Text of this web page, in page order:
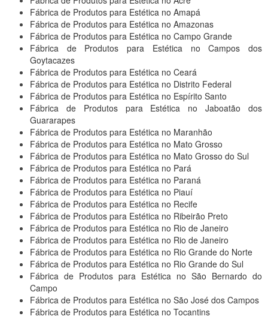
Fábrica de Produtos para Estética no Amapá
Fábrica de Produtos para Estética no Amazonas
Fábrica de Produtos para Estética no Campo Grande
Fábrica de Produtos para Estética no Campos dos
Goytacazes
Fábrica de Produtos para Estética no Ceará
Fábrica de Produtos para Estética no Distrito Federal
Fábrica de Produtos para Estética no Espírito Santo
Fábrica de Produtos para Estética no Jaboatão dos
Guararapes
Fábrica de Produtos para Estética no Maranhão
Fábrica de Produtos para Estética no Mato Grosso
Fábrica de Produtos para Estética no Mato Grosso do Sul
Fábrica de Produtos para Estética no Pará
Fábrica de Produtos para Estética no Paraná
Fábrica de Produtos para Estética no Piauí
Fábrica de Produtos para Estética no Recife
Fábrica de Produtos para Estética no Ribeirão Preto
Fábrica de Produtos para Estética no Rio de Janeiro
Fábrica de Produtos para Estética no Rio de Janeiro
Fábrica de Produtos para Estética no Rio Grande do Norte
Fábrica de Produtos para Estética no Rio Grande do Sul
Fábrica de Produtos para Estética no São Bernardo do
Campo
Fábrica de Produtos para Estética no São José dos Campos
Fábrica de Produtos para Estética no Tocantins